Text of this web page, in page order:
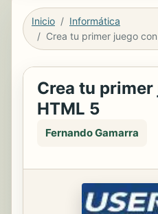
Inicio
Informática
Crea tu primer juego
Crea tu
HTML 5
Fernando Gamarra